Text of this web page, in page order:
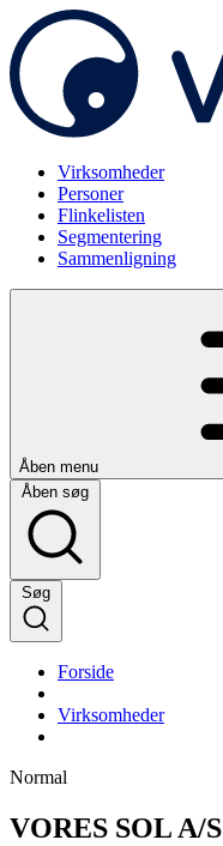
Virksomheder
Personer
Flinkelisten
Segmentering
Sammenligning
Åben menu
Åben søg
Søg
Forside
Virksomheder
Normal
VORES SOL A/S